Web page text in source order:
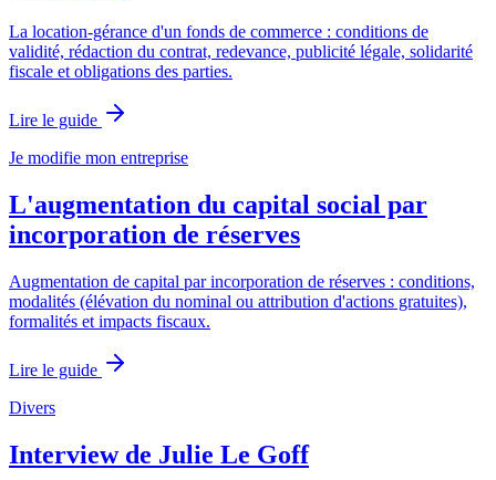
La location-gérance d'un fonds de commerce : conditions de
validité, rédaction du contrat, redevance, publicité légale, solidarité
fiscale et obligations des parties.
Lire le guide
Je modifie mon entreprise
L'augmentation du capital social par
incorporation de réserves
Augmentation de capital par incorporation de réserves : conditions,
modalités (élévation du nominal ou attribution d'actions gratuites),
formalités et impacts fiscaux.
Lire le guide
Divers
Interview de Julie Le Goff